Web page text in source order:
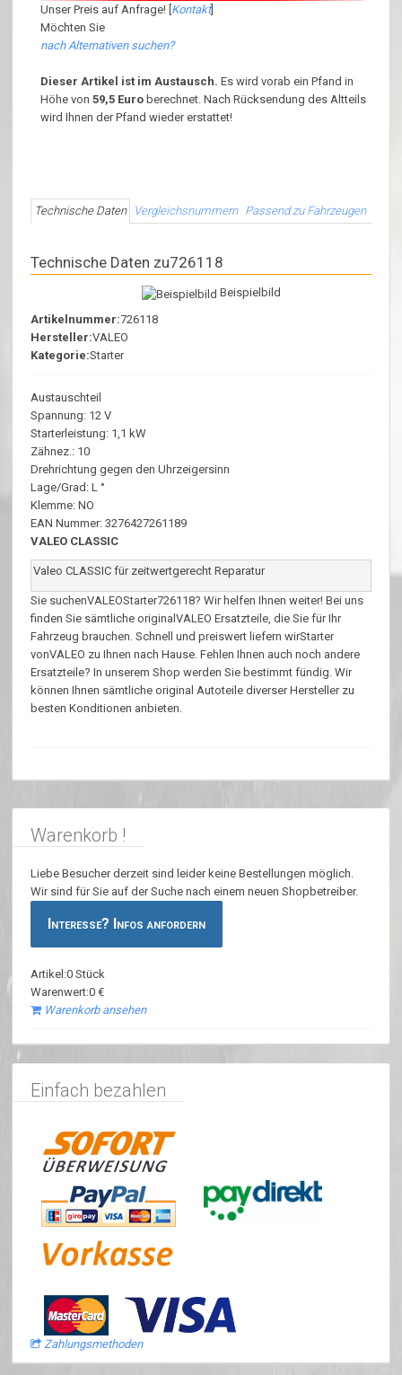
Unser Preis auf Anfrage! [Kontakt]
Möchten Sie
nach Alternativen suchen?
Dieser Artikel ist im Austausch. Es wird vorab ein Pfand in
Höhe von 59,5 Euro berechnet. Nach Rücksendung des Altteils
wird Ihnen der Pfand wieder erstattet!
Technische Daten Vergleichsnummern Passend zu Fahrzeugen
Technische Daten zu726118
Beispielbild
Artikelnummer:726118
Hersteller:VALEO
Kategorie:Starter
Austauschteil
Spannung: 12 V
Starterleistung: 1,1 kW
Zähnez.: 10
Drehrichtung gegen den Uhrzeigersinn
Lage/Grad: L °
Klemme: NO
EAN Nummer: 3276427261189
VALEO CLASSIC
Valeo CLASSIC für zeitwertgerecht Reparatur
Sie suchenVALEOStarter726118? Wir helfen Ihnen weiter! Bei uns
finden Sie sämtliche originalVALEO Ersatzteile, die Sie für Ihr
Fahrzeug brauchen. Schnell und preiswert liefern wirStarter
vonVALEO zu Ihnen nach Hause. Fehlen Ihnen auch noch andere
Ersatzteile? In unserem Shop werden Sie bestimmt fündig. Wir
können Ihnen sämtliche original Autoteile diverser Hersteller zu
besten Konditionen anbieten.
Warenkorb !
Liebe Besucher derzeit sind leider keine Bestellungen möglich.
Wir sind für Sie auf der Suche nach einem neuen Shopbetreiber.
Interesse? Infos anfordern
Artikel:0 Stück
Warenwert:0 €
Warenkorb ansehen
Einfach bezahlen
Zahlungsmethoden